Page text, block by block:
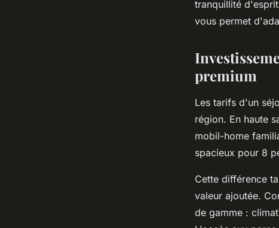
tranquillité
vous permet
premium
Les tarifs d'un
région. En haute
mobil-home
spacieux pour 8
Cette différence
valeur ajoutée.
de gamme :